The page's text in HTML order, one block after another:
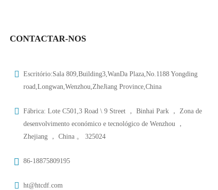
CONTACTAR-NOS
Escritório:Sala 809,Building3,WanDa Plaza,No.1188 Yongding
road,Longwan,Wenzhou,ZheJiang Province,China
Fábrica: Lote C501,3 Road \ 9 Street ， Binhai Park ， Zona de
desenvolvimento económico e tecnológico de Wenzhou ，
Zhejiang ， China 。 325024
86-18875809195
ht@htcdf.com